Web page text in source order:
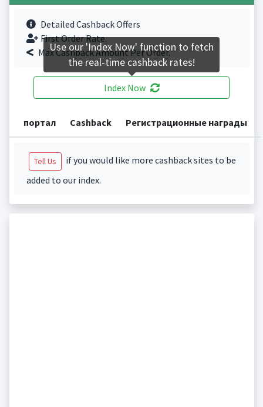
Detailed Cashback Offers
First Order Rate.
Max Cashback Amount Per Order.
Index Now
портал Cashback Регистрационные награды
Tell Us
if you would like more cashback sites to be
added to our index.
Use our 'Index Now' function to fetch
the real-time cashback rates!